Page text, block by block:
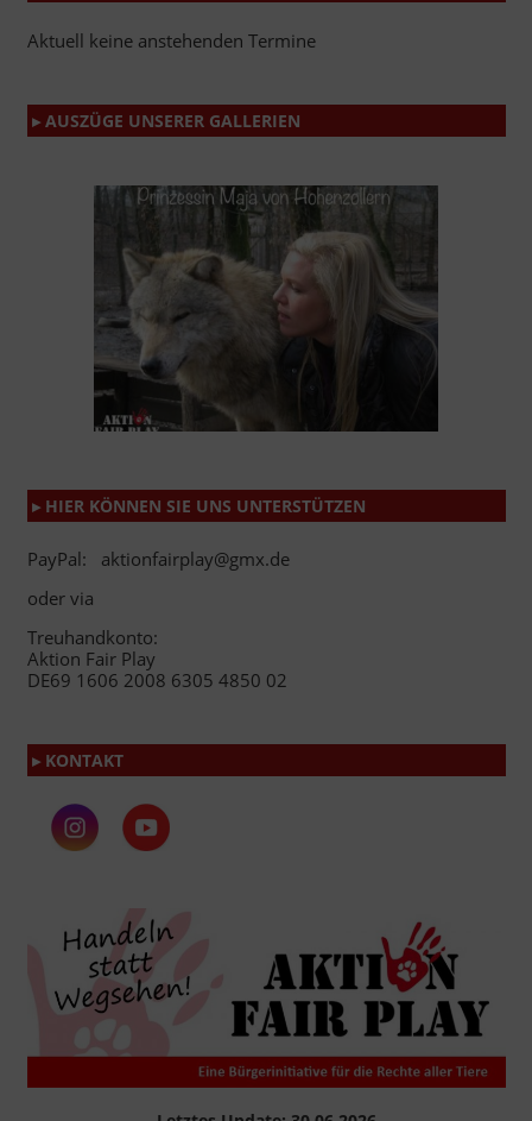
Aktuell keine anstehenden Termine
▸ AUSZÜGE UNSERER GALLERIEN
▸ HIER KÖNNEN SIE UNS UNTERSTÜTZEN
PayPal: aktionfairplay@gmx.de
oder via
Treuhandkonto:
Aktion Fair Play
DE69 1606 2008 6305 4850 02
▸ KONTAKT